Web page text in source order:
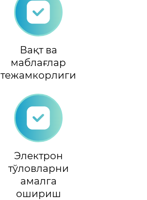
Вақт ва
маблағлар
тежамкорлиги
Электрон
тўловларни
амалга
ошириш